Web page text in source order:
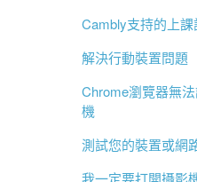
Cambly支持的上課
解決行動裝置問題
Chrome瀏覽器無
機
測試您的裝置或網
我一定要打開攝影